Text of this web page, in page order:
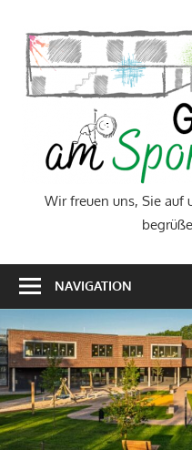
Inhalt
springen
Wir freuen uns, Sie auf
NAVIGATION